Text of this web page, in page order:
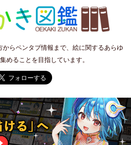
らペンタブ情報まで、絵に関するあらゆ
めることを目指しています。